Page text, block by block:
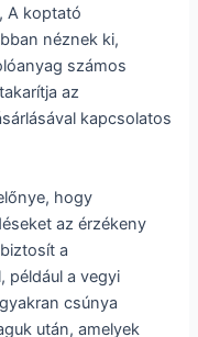
A koptató
néznek ki,
számos
az
kapcsolatos
hogy
az érzékeny
a
például a vegyi
csúnya
után, amelyek